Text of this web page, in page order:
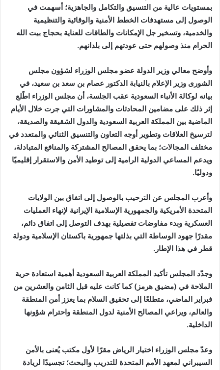
بمستويات عالية من التنسيق والتكامل والجاهزية؛ أسهمت في
الوصول إلى مستهدفات الخطط الأمنية والوقائية والتنظيمية
والخدمية، وتسخير جل الإمكانات والطاقات للعناية بحجاج بيت الله
الحرام منذ وصولهم حتى عودتهم إلى بلدانهم.
وأوضح معالي وزير الدولة عضو مجلس الوزراء لشؤون مجلس
الشورى وزير الإعلام بالنيابة الدكتور عصام بن سعد بن سعيد، في
بيانه لوكالة الأنباء السعودية عقب الجلسة، أن مجلس الوزراء اطًلع
إثر ذلك على مضامين المحادثات والمشاورات التي جرت خلال الأيام
الماضية بين المملكة العربية السعودية والدول الشقيقة والصديقة،
لترسيخ العلاقات وتطوير أوجه التعاون والتنسيق الثنائي والمتعدد في
مختلف المجالات؛ بما يحقق المصالح المشتركة والمنافع المتبادلة،
ويدعم المساعي الدولية الرامية إلى توطيد الأمن والاستقرار إقليميًا
ودوليًا.
وأعرب المجلس عن الترحيب بالوصول إلى اتفاق بين الولايات
المتحدة الأمريكية والجمهورية الإسلامية الإيرانية لإنهاء العمليات
العسكرية وبدء مفاوضات تفصيلية بهدف التوصل إلى اتفاق دائم،
مقدرًا جهود الوساطة التي بذلتها جمهورية باكستان الإسلامية ودولة
قطر في هذا الإطار.
وجدّد المجلس تأكيد المملكة العربية السعودية أهمية استعادة حرية
الملاحة في (مضيق هرمز) كما كانت عليه قبل الثامن والعشرين من
فبراير الماضي، متطلعًا إلى تحقيق السلام بما يعزز أمن المنطقة
والعالم، ويراعي المصالح الأمنية لدول المنطقة واحترام شؤونها
الداخلية.
وعدّ مجلس الوزراء اختيار الرياض مقرًا لأول مكتب يُعنى بالأمن
السيبراني لمعهد الأمم المتحدة للتدريب والبحث؛ تجسيدًا لريادة